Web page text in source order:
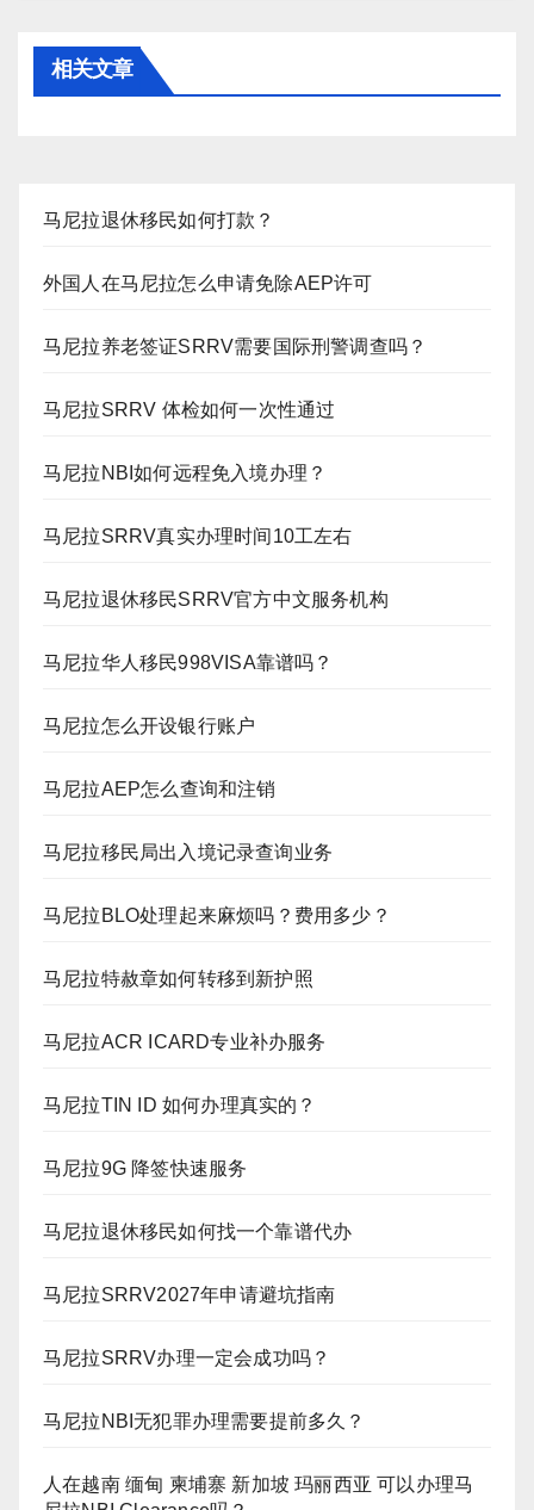
相关文章
马尼拉退休移民如何打款？
外国人在马尼拉怎么申请免除AEP许可
马尼拉养老签证SRRV需要国际刑警调查吗？
马尼拉SRRV 体检如何一次性通过
马尼拉NBI如何远程免入境办理？
马尼拉SRRV真实办理时间10工左右
马尼拉退休移民SRRV官方中文服务机构
马尼拉华人移民998VISA靠谱吗？
马尼拉怎么开设银行账户
马尼拉AEP怎么查询和注销
马尼拉移民局出入境记录查询业务
马尼拉BLO处理起来麻烦吗？费用多少？
马尼拉特赦章如何转移到新护照
马尼拉ACR ICARD专业补办服务
马尼拉TIN ID 如何办理真实的？
马尼拉9G 降签快速服务
马尼拉退休移民如何找一个靠谱代办
马尼拉SRRV2027年申请避坑指南
马尼拉SRRV办理一定会成功吗？
马尼拉NBI无犯罪办理需要提前多久？
人在越南 缅甸 柬埔寨 新加坡 玛丽西亚 可以办理马